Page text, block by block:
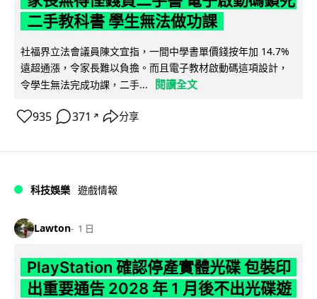
二手教科書 學生無法做功課
社福界立法會議員陳文宜指，一間中學書單價錢按年加 14.7%
遠超通漲，令家長難以負擔。而且電子教材啟動碼這項設計，
令學生無法完成功課，二手...
閱讀全文
935 371 ↗ 分享
科技娛樂 遊戲情報
Lawton 1 日
PlayStation 確認停產實體光碟 包裝印
出重要通告 2028 年 1 月後不出光碟遊